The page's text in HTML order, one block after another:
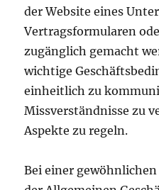
der Website eines
Vertragsformularen
zugänglich gemacht
wichtige
einheitlich zu
Missverständnisse zu
Aspekte zu regeln.
Bei einer